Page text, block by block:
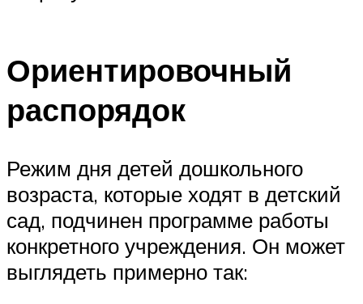
Ориентировочный
распорядок
Режим дня детей дошкольного
возраста, которые ходят в детский
сад, подчинен программе работы
конкретного учреждения. Он может
выглядеть примерно так: